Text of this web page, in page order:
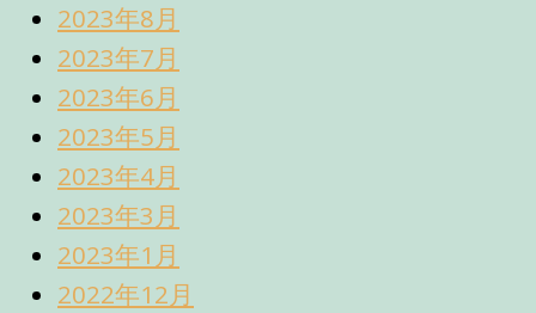
2023年8月
2023年7月
2023年6月
2023年5月
2023年4月
2023年3月
2023年1月
2022年12月